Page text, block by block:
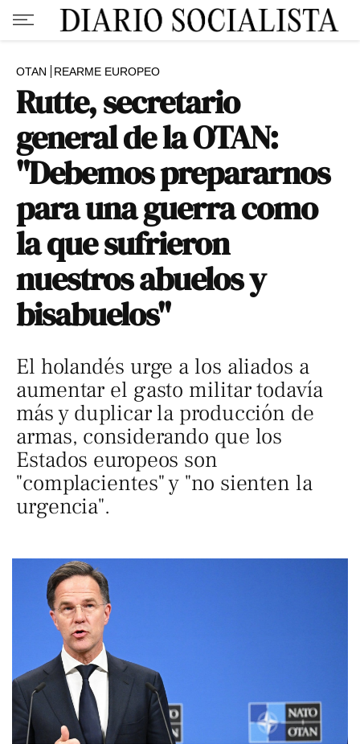
OTAN REARME EUROPEO
Rutte, secretario
general de la OTAN:
"Debemos prepararnos
para una guerra como
la que sufrieron
nuestros abuelos y
bisabuelos"
El holandés urge a los aliados a
aumentar el gasto militar todavía
más y duplicar la producción de
armas, considerando que los
Estados europeos son
"complacientes" y "no sienten la
urgencia".